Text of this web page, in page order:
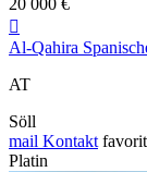
20 000 €

Al-Qahira
AT
Söll
mail Kontakt
Platin